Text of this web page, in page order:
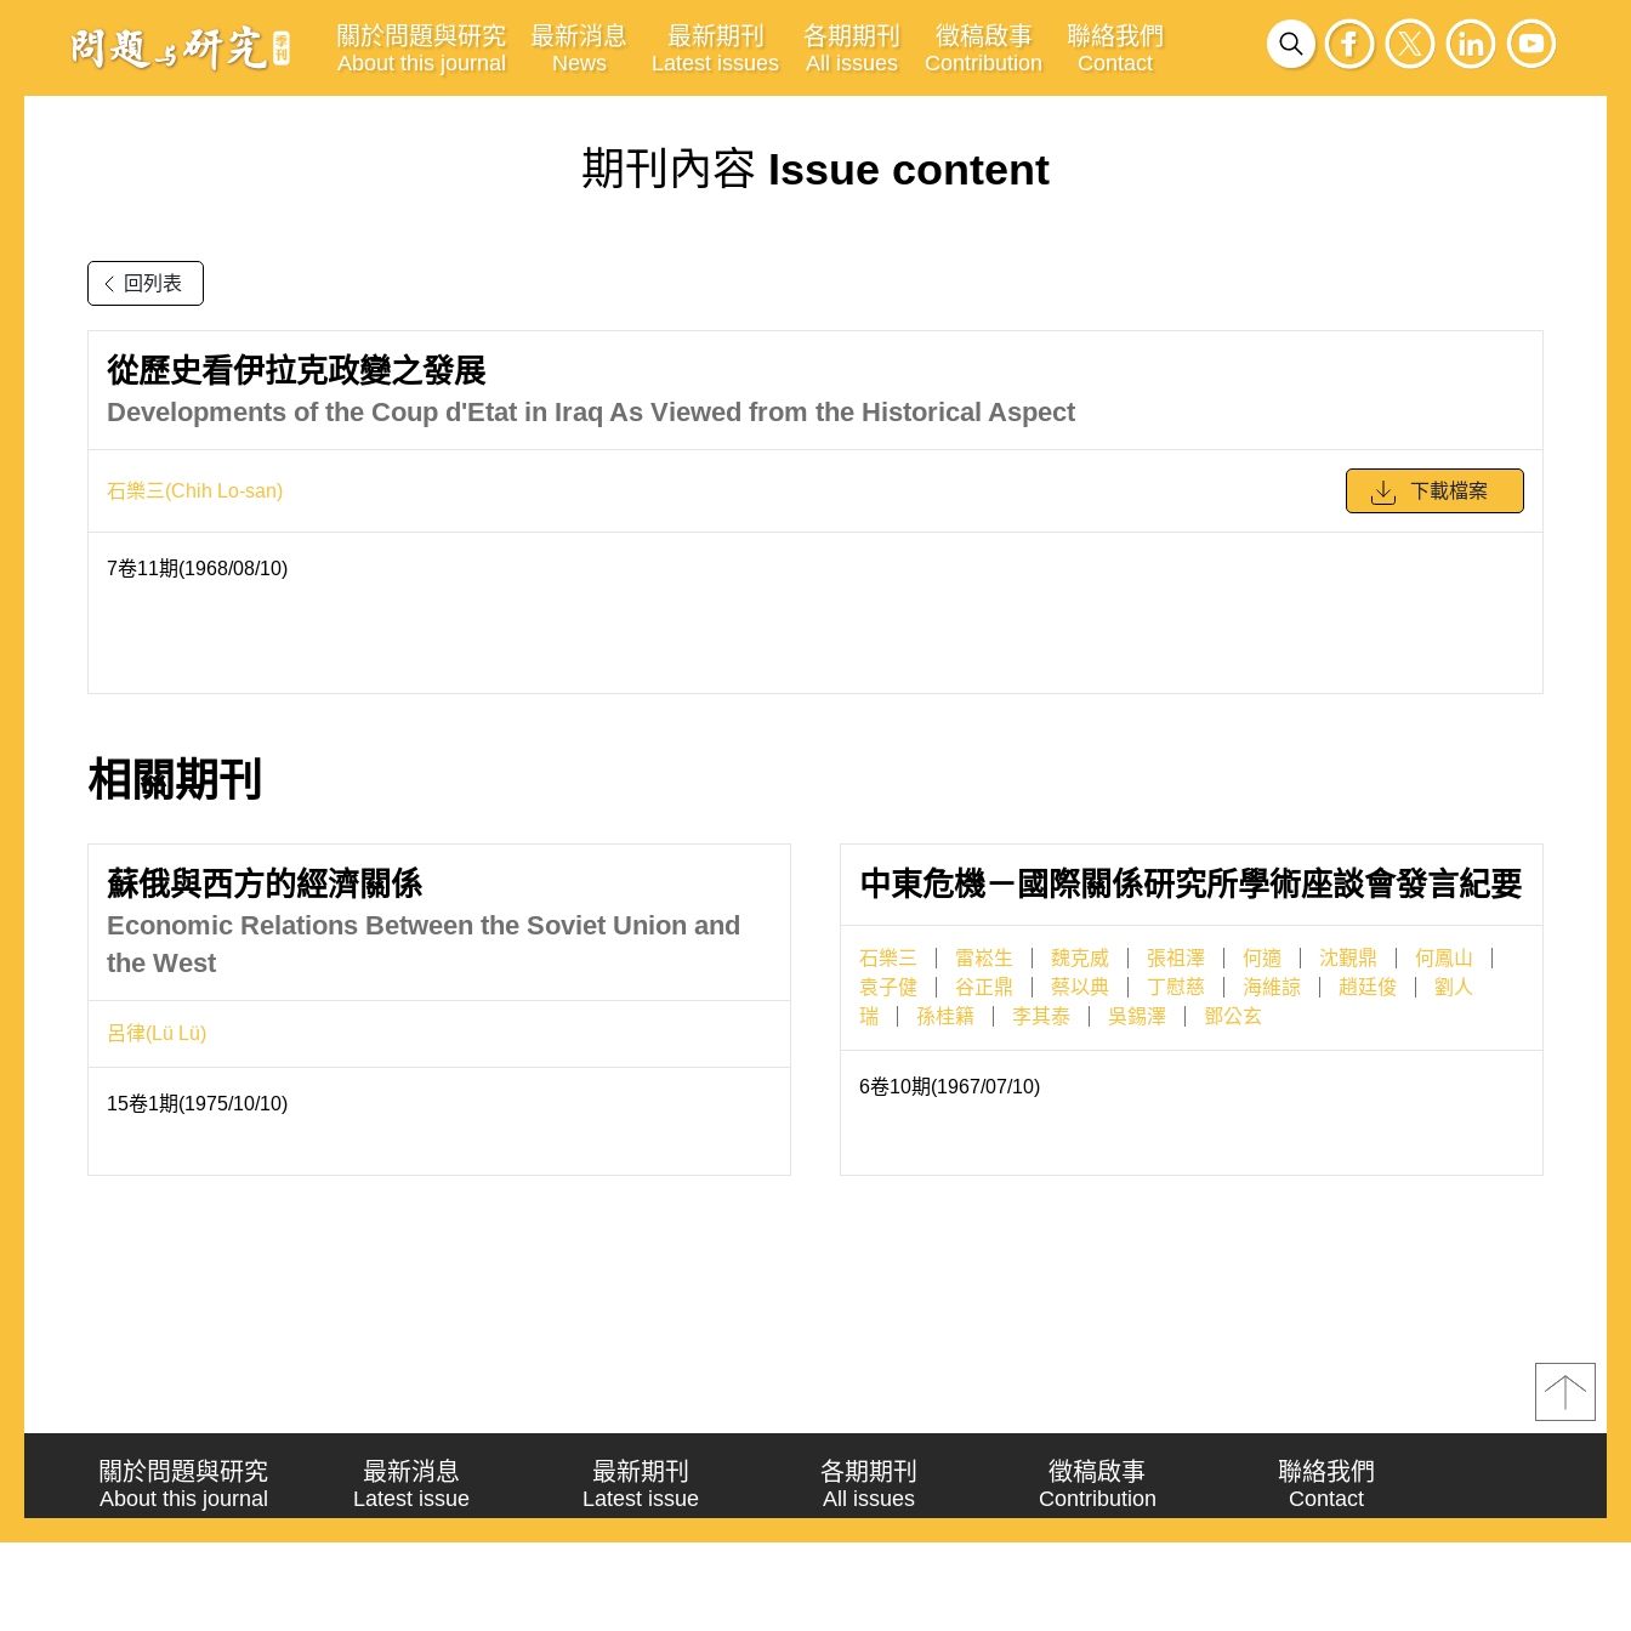
關於問題與研究
About this journal
最新消息
News
最新期刊
Latest issues
各期期刊
All issues
徵稿啟事
Contribution
聯絡我們
Contact
期刊內容 Issue content
回列表
從歷史看伊拉克政變之發展
Developments of the Coup d'Etat in Iraq As Viewed from the Historical Aspect
石樂三(Chih Lo-san) 下載檔案
7卷11期(1968/08/10)
相關期刊
蘇俄與西方的經濟關係
Economic Relations Between the Soviet Union and
the West
呂律(Lü Lü)
15卷1期(1975/10/10)
中東危機－國際關係研究所學術座談會發言紀要
石樂三 雷崧生 魏克威 張祖澤 何適 沈覲鼎
何鳳山
袁子健
谷正鼎 蔡以典 丁慰慈 海維諒 趙廷俊
劉人
瑞
孫桂籍 李其泰 吳錫澤 鄧公玄
6卷10期(1967/07/10)
關於問題與研究
About this journal
最新消息
Latest issue
最新期刊
Latest issue
各期期刊
All issues
徵稿啟事
Contribution
聯絡我們
Contact